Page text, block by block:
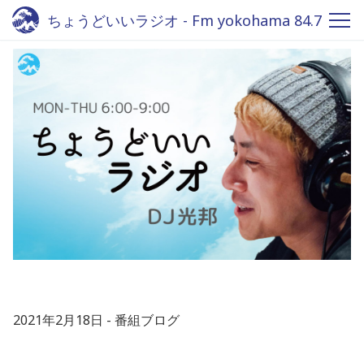
ちょうどいいラジオ - Fm yokohama 84.7
2021年2月18日 番組ブログ